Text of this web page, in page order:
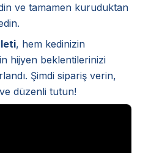
ve tamamen kuruduktan
, hem kedinizin
hijyen beklentilerinizi
Şimdi sipariş verin,
düzenli tutun!